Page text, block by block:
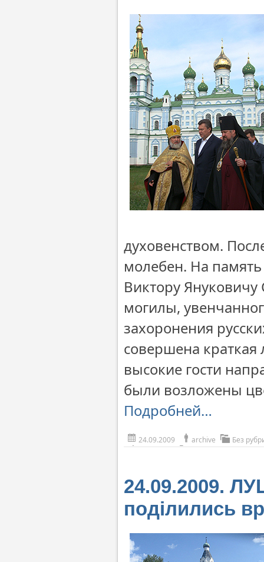
духовенством.
молебен. На
Виктору Януковичу
могилы,
захоронения
совершена
высокие гости
были возложены
Подробней…
24.09.2009 archive Без
24.09.2009.
поділились